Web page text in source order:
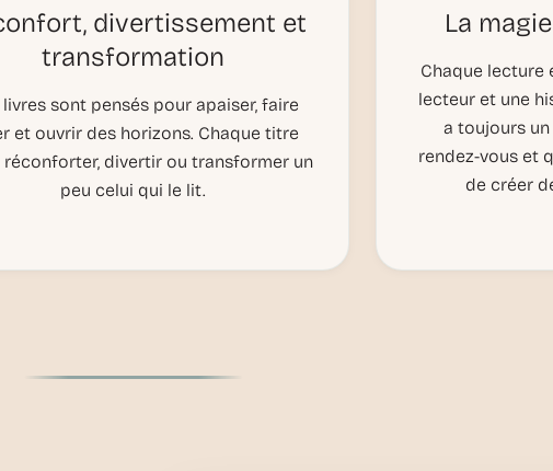
divertissement et
transformation
livres sont pensés pour apaiser, faire
et ouvrir des horizons. Chaque titre
réconforter, divertir ou transformer un
peu celui qui le lit.
La
Chaque lecture
lecteur et une
a toujours
rendez-vous et
de créer